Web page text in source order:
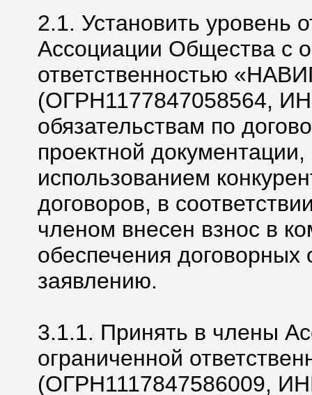
2.1. Установить уровень
Ассоциации Общества с
ответственностью
(ОГРН1177847058564,
обязательствам по
проектной
использованием
договоров, в
членом внесен взнос в
обеспечения договорных
заявлению.
3.1.1. Принять в члены
ограниченной
(ОГРН1117847586009,